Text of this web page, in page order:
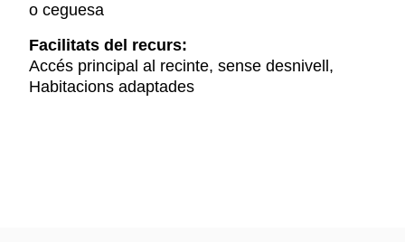
o ceguesa
Facilitats del recurs:
Accés principal al recinte, sense desnivell,
Habitacions adaptades